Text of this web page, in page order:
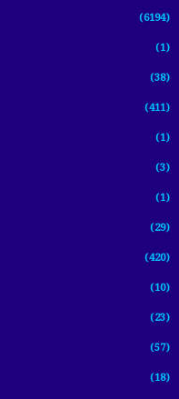
(6194)
(1)
(38)
(411)
(1)
(3)
(1)
(29)
(420)
(10)
(23)
(57)
(18)